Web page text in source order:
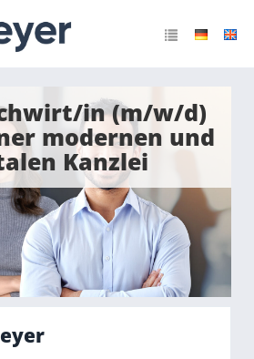
in (m/w/d)
modernen und
Kanzlei